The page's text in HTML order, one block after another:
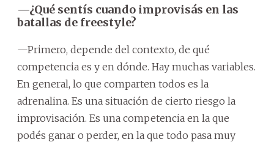
—¿Qué sentís cuando improvisás en las
batallas de freestyle?
—Primero, depende del contexto, de qué
competencia es y en dónde. Hay muchas variables.
En general, lo que comparten todos es la
adrenalina. Es una situación de cierto riesgo la
improvisación. Es una competencia en la que
podés ganar o perder, en la que todo pasa muy